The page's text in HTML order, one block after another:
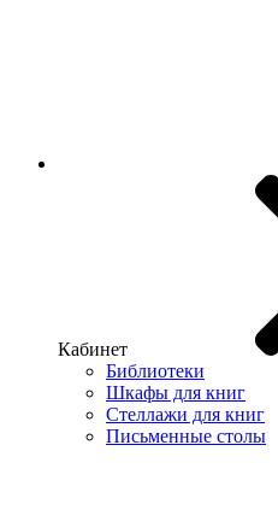
Кабинет
Библиотеки
Шкафы для книг
Стеллажи для книг
Письменные столы